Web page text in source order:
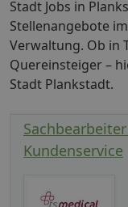
Stadt Jobs in
Stellenangebote
Verwaltung. Ob in
Quereinsteiger –
Stadt Plankstadt.
Kundenservice